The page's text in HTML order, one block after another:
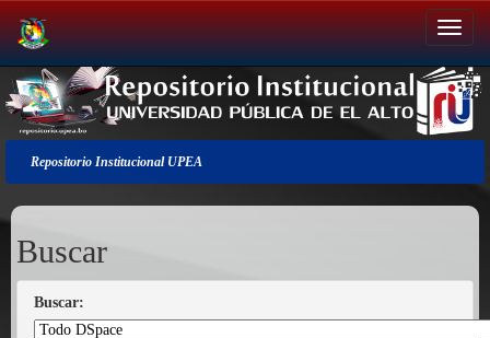
Salir
de
la
navegación
Repositorio Institucional UPEA
Buscar
Buscar: